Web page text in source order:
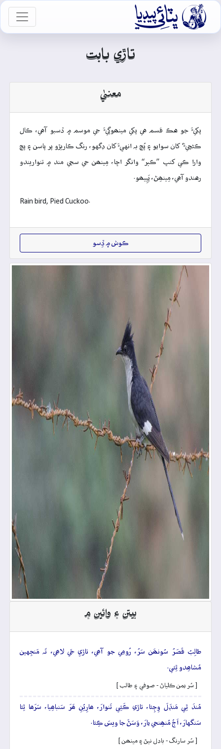

تاڙي بابت
معنيٰ
پکيءَ جو هڪ قسم هي پکي مينھوڳيءَ جي موسم ۾ ڏسبو آهي، ڪال
ڪڻڇيءَ‘ کان سوايو ۽ پُڇ بہ انهيءَ کان ڊگهو، رنگ ڪاريڙو پر پاسن ۽ پڇ
وارا ڪي کنڀ ”ڪٻر“ وانگر اڇا، مِينھن جي سڄي مند ۾ تنواريندو
رهندو آهي، مِينھِڻ، پَپِيھو.
Rain bird, Pied Cuckoo.
ڪوش ۾ ڏِسو
بيتن ۽ وائين ۾
طالِبُ قَصَرُ سُونھَن سَرُ، رُومِي جو آھي، تاڙيِ جَي لاھي، تَہ مَنجِهين
مُشاھِدو ٿِئي.
[ سُر يمن ڪلياڻ - صوفي ۽ طالب ]
مُندَ ٿِي مَنڊَلَ وِڄِئا، تاڙي ڪَئِي تَنوارَ، ھارِيُنِ ھَرَ سَنباھِيا، سَرَھا ٿِئا
سَنگهارَ، اَڄُ مُنھِنجي يارَ، وَسَڻَ جا ويسَ ڪِئا.
[ سُر سارنگ - بادل نيڻ ۽ مينھن ]